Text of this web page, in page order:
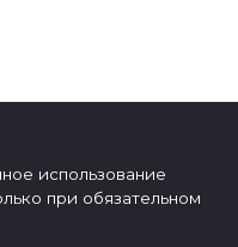
использование
при обязательном